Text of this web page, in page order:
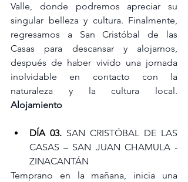
Valle, donde podremos apreciar su
singular belleza y cultura. Finalmente,
regresamos a San Cristóbal de las
Casas para descansar y alojarnos,
después de haber vivido una jornada
inolvidable en contacto con la
naturaleza y la cultura local.
Alojamiento
DÍA 03. SAN CRISTÓBAL DE LAS
CASAS – SAN JUAN CHAMULA -
ZINACANTÁN
Temprano en la mañana, inicia una